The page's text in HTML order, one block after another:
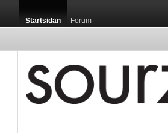
Startsidan Forum